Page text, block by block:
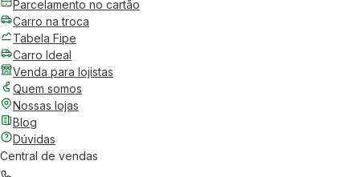
Parcelamento no cartão
Carro na troca
Tabela Fipe
Carro Ideal
Venda para lojistas
Quem somos
Nossas lojas
Blog
Dúvidas
Central de vendas